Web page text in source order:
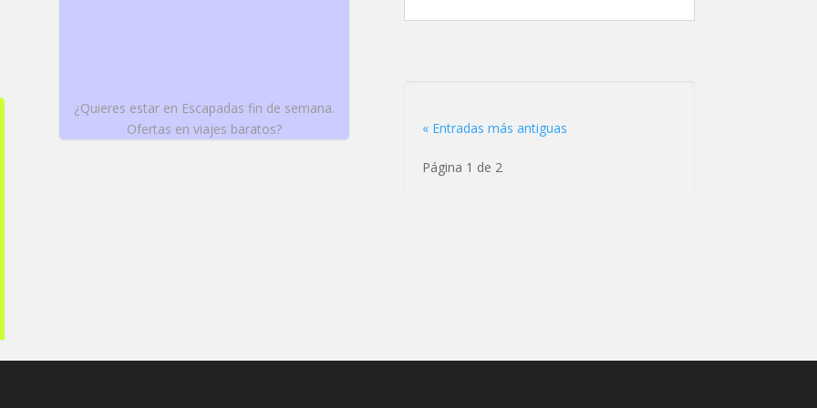
¿Quieres estar en Escapadas fin de semana.
Ofertas en viajes baratos?
« Entradas más antiguas
Página 1 de 2